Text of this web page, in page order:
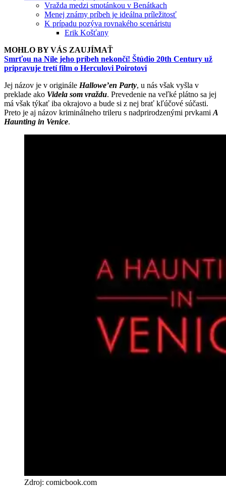
Vražda medzi smotánkou v Benátkach
Menej známy príbeh je ideálna príležitosť
K prípadu pozýva rovnakého scenáristu
Erik Košťany
MOHLO BY VÁS ZAUJÍMAŤ
Smrťou na Níle jeho príbeh nekončí! Štúdio 20th Century už
pripravuje tretí film o Herculovi Poirotovi
Jej názov je v originále Hallowe’en Party, u nás však vyšla v
preklade ako Videla som vraždu. Prevedenie na veľké plátno sa jej
má však týkať iba okrajovo a bude si z nej brať kľúčové súčasti.
Preto je aj názov kriminálneho trileru s nadprirodzenými prvkami A
Haunting in Venice.
Zdroj: comicbook.com